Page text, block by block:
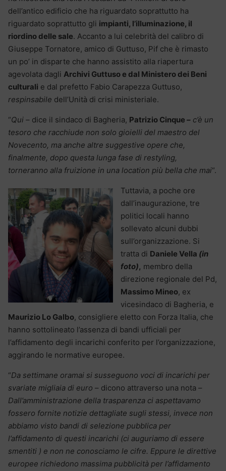
dell’antico edificio che ha riguardato soprattutto ha
riguardato soprattutto gli impianti, l’illuminazione, il
riordino delle sale. Accanto a lui celebrità del calibro di
Giuseppe Tornatore, amico di Guttuso, Pif che è rimasto
un po’ in disparte che hanno assistito alla riapertura
agevolata dagli Archivi Guttuso e dal Ministero dei Beni
culturali e dal prefetto Fabio Carapezza Guttuso,
respinsabile dell’Unità di crisi ministeriale.
“Qui – dice il sindaco di Bagheria, Patrizio Cinque – c’è un
tesoro che racchiude non solo gioielli del maestro del
Novecento, ma anche altre suggestive opere che,
finalmente, dopo questa lunga fase di restyling,
torneranno alla fruizione in una location più bella che mai“.
Tuttavia, a poche ore
dall’inaugurazione, tre
politici locali hanno
sollevato alcuni dubbi
sull’organizzazione. Si
tratta di Daniele Vella (in
foto), membro della
direzione regionale del Pd,
Massimo Mineo, ex
vicesindaco di Bagheria, e
Maurizio Lo Galbo, consigliere eletto con Forza Italia, che
hanno sottolineato l’assenza di bandi ufficiali per
l’affidamento degli incarichi conferito per l’organizzazione,
aggirando le normative europee.
“Da settimane oramai si susseguono voci di incarichi per
svariate migliaia di euro – dicono attraverso una nota –
Dall’amministrazione della trasparenza ci aspettavamo
fossero fornite notizie dettagliate sugli stessi, invece non
abbiamo visto bandi di selezione pubblica per
l’affidamento di questi incarichi (ci auguriamo di essere
smentiti ) e non ne conosciamo le cifre. Eppure le direttive
europee richiedono massima pubblicità per l’affidamento